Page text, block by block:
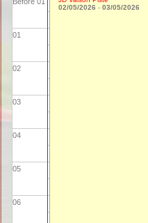
01
02
03
04
05
06
02/05/2026 - 03/05/2026